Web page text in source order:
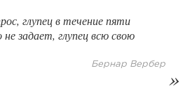
у банков: как это влияет на
глупец в течение пяти
задает, глупец всю свою
Бернар Вербер